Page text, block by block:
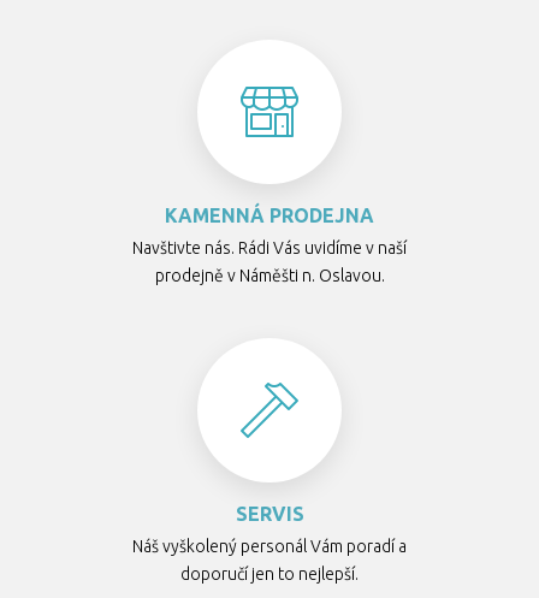
KAMENNÁ PRODEJNA
Navštivte nás. Rádi Vás uvidíme v naší
prodejně v Náměšti n. Oslavou.
SERVIS
Náš vyškolený personál Vám poradí a
doporučí jen to nejlepší.